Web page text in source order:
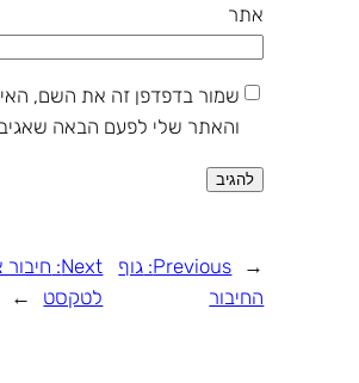
אתר
שמור בדפדפן זה את השם,
והאתר שלי לפעם הבאה
←
Previous: גוף
החיבור
Next: חיבור
לטקסט
→